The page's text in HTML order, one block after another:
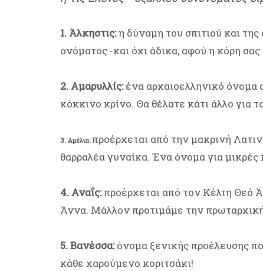
1. Άλκηστις:η δύναμη του σπιτιού και της
ονόματος -και όχι άδικα, αφού η κόρη
2. Αμαρυλλίς: ένα αρχαιοελληνικό όνομα
κόκκινο κρίνο. Θα θέλατε κάτι άλλο για
3. Αμέλια: προέρχεται από την μακρινή
θαρραλέα γυναίκα. Ένα όνομα για μικρές
4. Αναΐς:προέρχεται από τον Κέλτη Θεό
Άννα. Μάλλον προτιμάμε την
5. Βανέσσα:όνομα ξενικής προέλευσης
κάθε χαρούμενο κοριτσάκι!